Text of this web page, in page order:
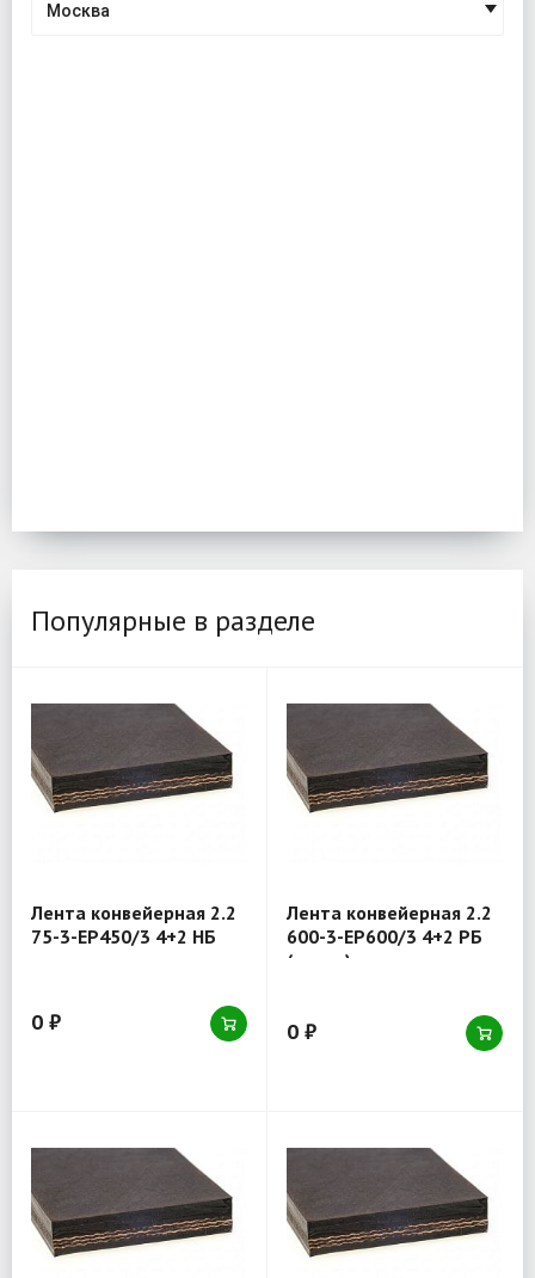
Москва
Популярные в разделе
Лента конвейерная 2.2
75-3-EP450/3 4+2 НБ
0 ₽
Лента конвейерная 2.2
600-3-EP600/3 4+2 РБ
(товар)
0 ₽